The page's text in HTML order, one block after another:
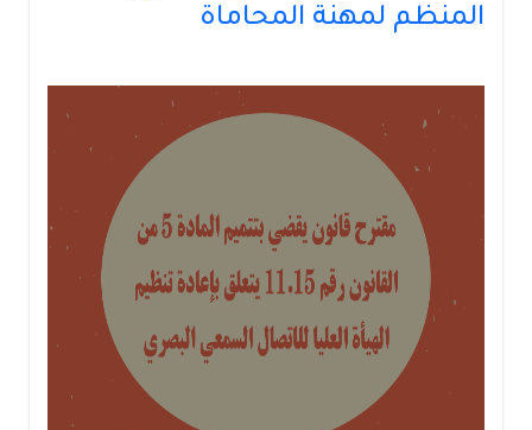
المنظم لمهنة المحاماة